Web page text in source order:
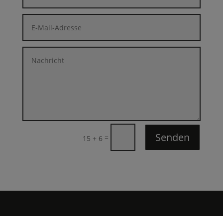
15 + 6 = Senden